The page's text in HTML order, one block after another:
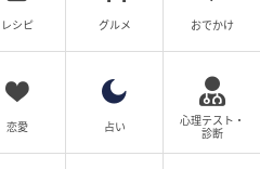
btRGMN5v-Z4?
レシピ グルメ おでかけ
恋愛 占い
心理テスト・
診断